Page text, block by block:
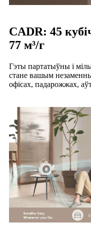
CADR: 45
77 м³/г
Гэты партатыўны і
стане вашым
офісах, падарожжах,